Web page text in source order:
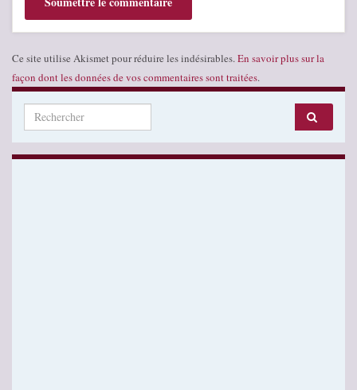
Ce site utilise Akismet pour réduire les indésirables. En savoir plus sur la
façon dont les données de vos commentaires sont traitées.
Search for: